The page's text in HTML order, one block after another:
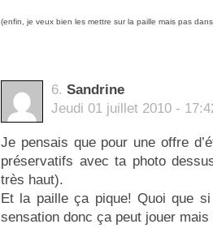
(enfin, je veux bien les mettre sur la paille mais pas
6. Sandrine
Jeudi 01 juillet 2010 -
Je pensais que pour une offre
préservatifs avec ta photo
très haut).
Et la paille ça pique! Quoi que
sensation donc ça peut jouer